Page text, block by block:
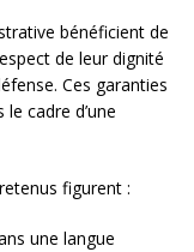
bénéficient de
de leur dignité
Ces garanties
cadre d’une
figurent :
une langue